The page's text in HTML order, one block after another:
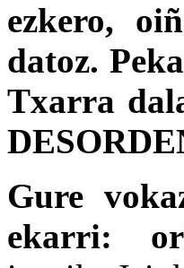
ezkero,
datoz.
Txarra
Gure
ekarri: